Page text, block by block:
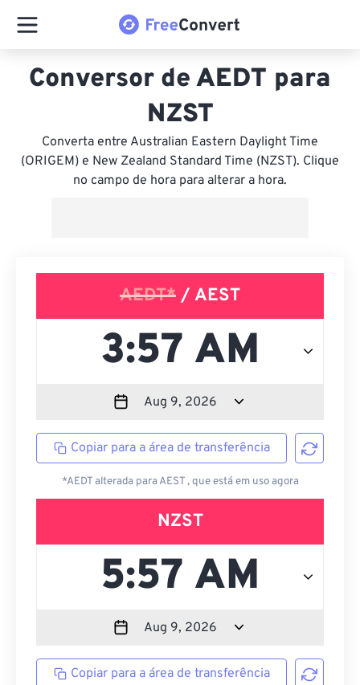
Conversor de AEDT para
NZST
Converta entre Australian Eastern Daylight Time
(ORIGEM) e New Zealand Standard Time (NZST). Clique
no campo de hora para alterar a hora.
AEDT* / AEST
Copiar para a área de transferência
*AEDT alterada para AEST , que está em uso agora
NZST
Copiar para a área de transferência